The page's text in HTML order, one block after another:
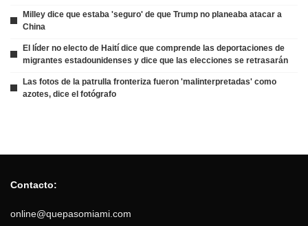
Milley dice que estaba 'seguro' de que Trump no planeaba atacar a
China
El líder no electo de Haití dice que comprende las deportaciones de
migrantes estadounidenses y dice que las elecciones se retrasarán
Las fotos de la patrulla fronteriza fueron 'malinterpretadas' como
azotes, dice el fotógrafo
Contacto:
online@quepasomiami.com